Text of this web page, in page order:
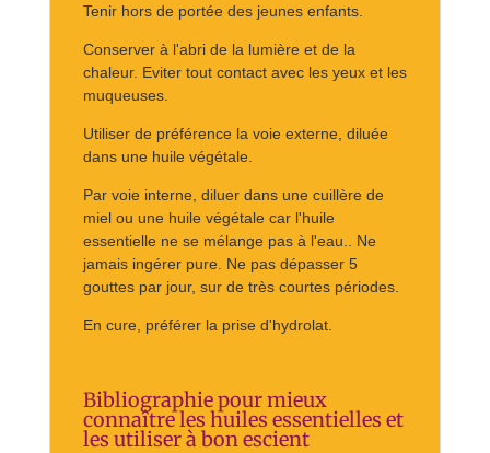
Tenir hors de portée des jeunes enfants.
Conserver à l'abri de la lumière et de la
chaleur. Eviter tout contact avec les yeux et les
muqueuses.
Utiliser de préférence la voie externe, diluée
dans une huile végétale.
Par voie interne, diluer dans une cuillère de
miel ou une huile végétale car l'huile
essentielle ne se mélange pas à l'eau.. Ne
jamais ingérer pure. Ne pas dépasser 5
gouttes par jour, sur de très courtes périodes.
En cure, préférer la prise d'hydrolat.
Bibliographie pour mieux
connaître les huiles essentielles et
les utiliser à bon escient